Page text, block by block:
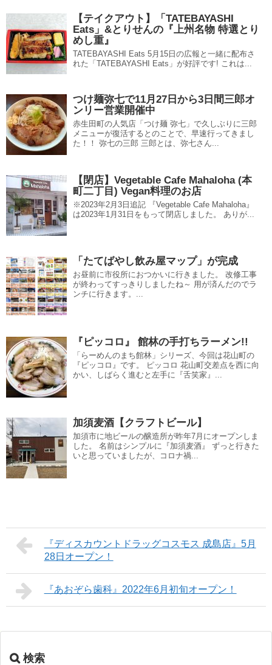
【テイクアウト】「TATEBAYASHI
Eats」&とりせんの『上州名物 特選とり
めし重』
TATEBAYASHI Eats 5月15日の広報と一緒に配布さ
れた「TATEBAYASHI Eats」が好評です! これは...
つけ麺弥七で11月27日から3日間三郎オ
ンリー営業開催中
赤生田町の人気店「つけ麺 弥七」で久しぶりに三郎
メニューが復活するとのことで、早速行ってきまし
た！！ 弥七の三郎 三郎とは、弥七さん...
【閉店】Vegetable Cafe Mahaloha (本
町二丁目) Vegan料理のお店
※2023年2月3日追記 『Vegetable Cafe Mahaloha』
は2023年1月31日をもって閉店しました。 ありが...
「たてばやし飲み屋マップ」が完成
お昼前に市役所におつかいに行きました。 改修工事
が終わってすっきりしましたね～ 用が済んだのでラ
ンチに行きます。...
『ピッコロ』 館林の手打ちラーメン!!
「らーめんのまち館林」シリーズ、今回は花山町の
『ピッコロ』です。 ピッコロ 花山町交差点を西に向
かい、しばらく進むと左手に『舌笑家』...
加須麦酒【クラフトビール】
加須市に地ビールの醸造所が昨年7月にオープンしま
した。 名前はシンプルに『加須麦酒』 ずっと行きた
いと思っていましたが、コロナ禍...
『ディスカウントドラッグコスモス 成島店』5月
28日オープン！
『あおぞら歯科』2022年6月初旬オープン！
検索